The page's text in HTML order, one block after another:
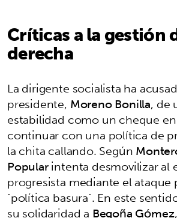
Críticas a la gestión
derecha
La dirigente socialista ha
presidente, Moreno Bonilla, de
estabilidad como un cheque
continuar con una política de
la chita callando. Según
Popularintenta desmovilizar al
progresista mediante el ataque
"política basura". En este
su solidaridad a Begoña Gómez